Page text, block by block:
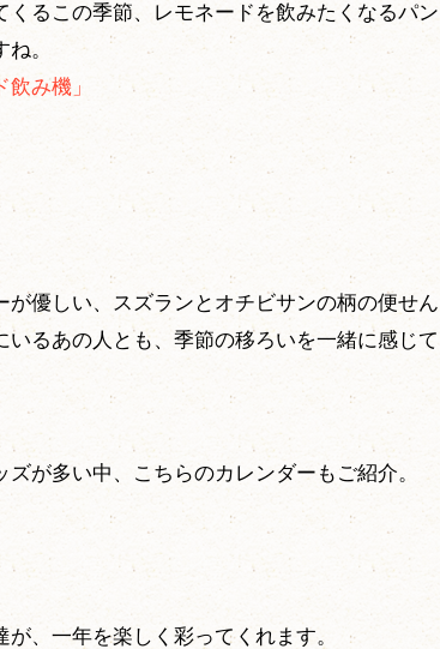
るこの季節、レモネードを飲みたくなるパン
。
み機」
優しい、スズランとオチビサンの柄の便せん
るあの人とも、季節の移ろいを一緒に感じて
が多い中、こちらのカレンダーもご紹介。
、一年を楽しく彩ってくれます。